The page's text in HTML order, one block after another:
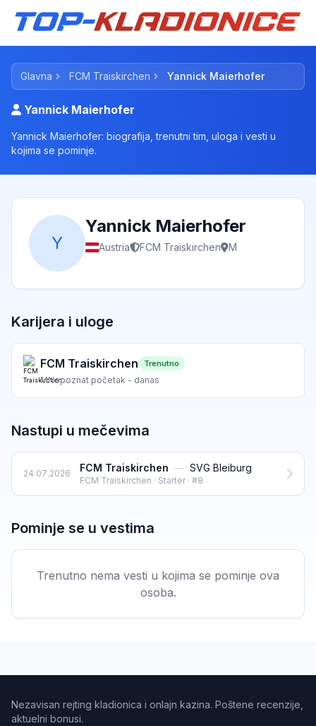
Glavna FCM Traiskirchen Yannick Maierhofer
Yannick Maierhofer
Yannick Maierhofer: biografija, trenutni tim, uloga i vesti u
kojima se pominje.
Y
Yannick Maierhofer
Austria FCM Traiskirchen M
Karijera i uloge
FCM Traiskirchen Trenutno
MNepoznat početak - danas
Nastupi u mečevima
24.07.2026 FCM Traiskirchen — SVG Bleiburg
FCM Traiskirchen · Starter · #8
Pominje se u vestima
Trenutno nema vesti u kojima se pominje ova
osoba.
Nezavisan rejting kladionica i onlajn kazina. Poštene recenzije,
aktuelni bonusi.